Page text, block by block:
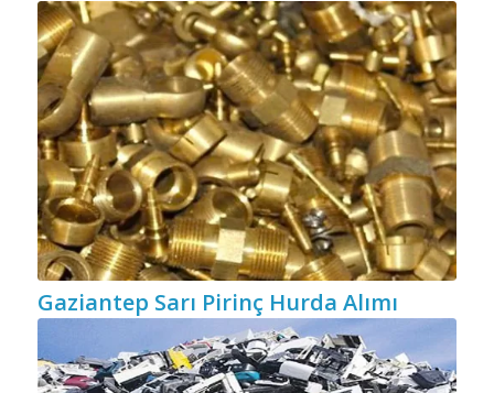
Gaziantep Sarı Pirinç Hurda Alımı